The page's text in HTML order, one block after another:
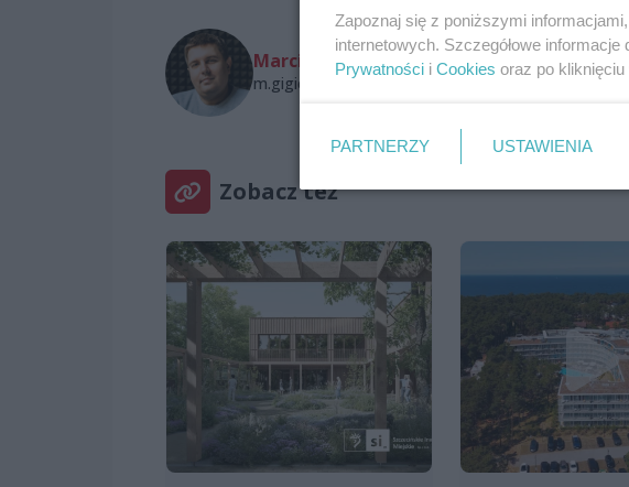
Marcin Gigiel
m.gigiel@wszczecinie.pl
Zobacz też
Zapoznaj się z poniższymi
internetowych. Szczegółowe
Prywatności i Cookies oraz po kliknięciu
PARTNERZY USTAWIENIA